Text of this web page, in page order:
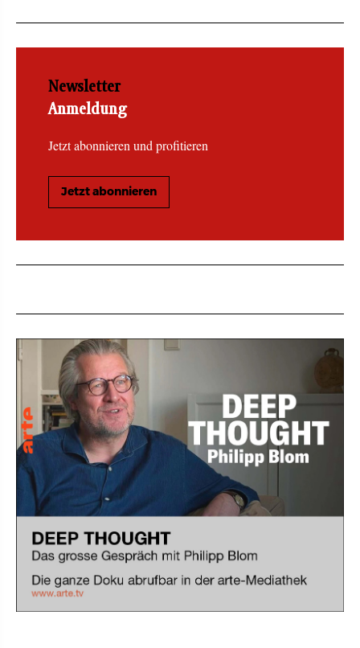
Newsletter
Anmeldung
Jetzt abonnieren und profitieren
Jetzt abonnieren